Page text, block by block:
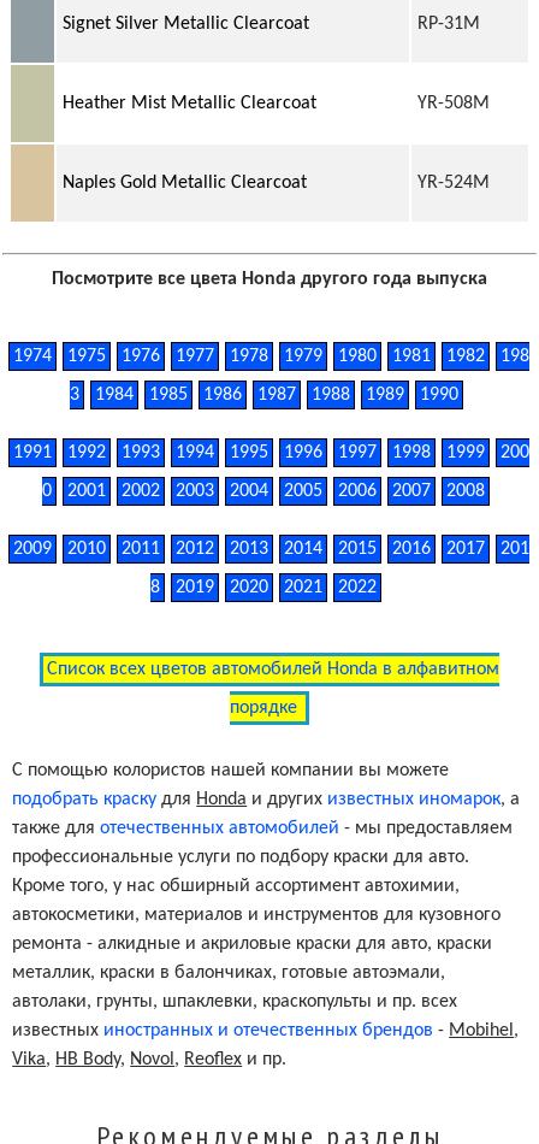
Signet Silver Metallic Clearcoat RP-31M
Heather Mist Metallic Clearcoat YR-508M
Naples Gold Metallic Clearcoat YR-524M
Посмотрите все цвета Honda другого года выпуска
1974 1975 1976 1977 1978 1979 1980 1981 1982
198
3
1984 1985 1986 1987 1988 1989 1990
1991 1992 1993 1994 1995 1996 1997 1998 1999
200
0
2001 2002 2003 2004 2005 2006 2007 2008
2009 2010 2011 2012 2013 2014 2015 2016 2017
201
8
2019 2020 2021 2022
Список всех цветов автомобилей Honda в алфавитном
порядке
С помощью колористов нашей компании вы можете
подобрать краску для Honda и других известных иномарок, а
также дляотечественных автомобилей - мы предоставляем
профессиональные услуги по подбору краски для авто.
Кроме того, у нас обширный ассортимент автохимии,
автокосметики, материалов и инструментов для кузовного
ремонта - алкидные и акриловые краски для авто, краски
металлик, краски в балончиках, готовые автоэмали,
автолаки, грунты, шпаклевки, краскопульты и пр. всех
известных иностранных и отечественных брендов - Mobihel ,
Vika, HB Body, Novol , Reoflex и пр.
Рекомендуемые разделы